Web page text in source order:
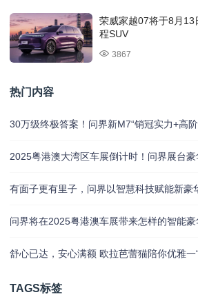
荣威家越07将于8月
程SUV
3867
热门内容
30万级终极答案！问界新M7“销冠实力+高
2025粤港澳大湾区车展倒计时！问界展台
有面子更有里子，问界以智慧科技赋能新豪
舒心已达，安心满额 欧拉芭蕾猫陪你优雅一
TAGS标签